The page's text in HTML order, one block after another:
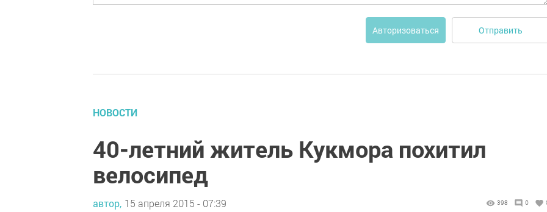
Авторизоваться Отправить
НОВОСТИ
40-летний житель Кукмора похитил
велосипед
автор, 15 апреля 2015 - 07:39 398 0